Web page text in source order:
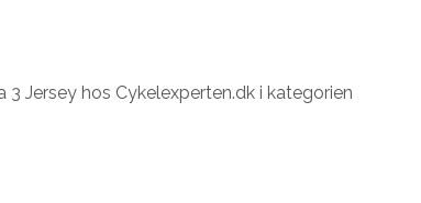
Jersey hos Cykelexperten.dk i kategorien